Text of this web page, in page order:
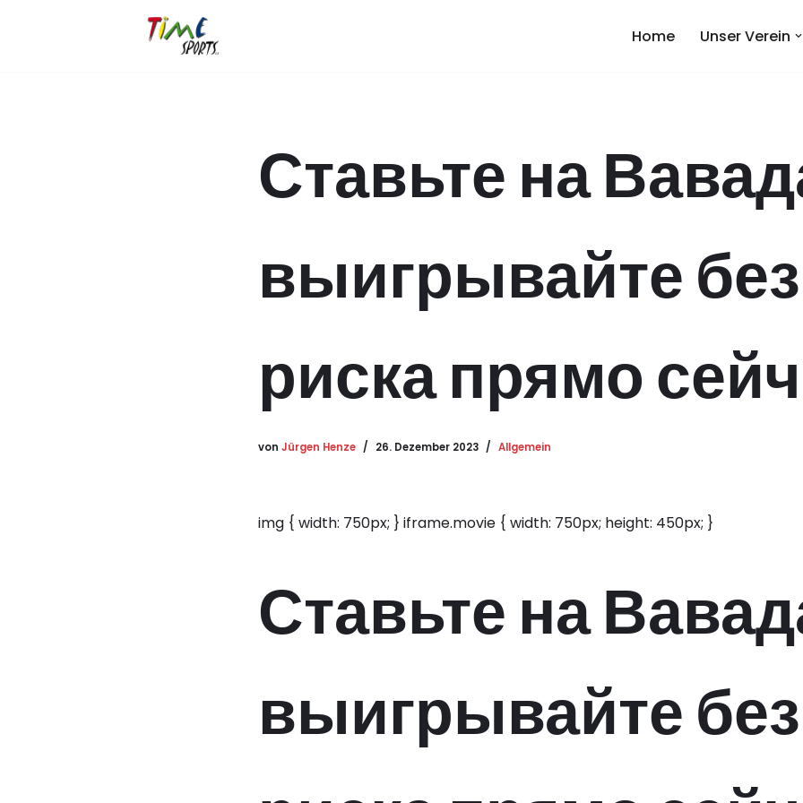
Home Unser Verein
Ставьте на
выигрывайте без
риска прямо
von Jürgen Henze 26. Dezember 2023 Allgemein
img { width: 750px; } iframe.movie { width: 750px; height: 450px; }
Ставьте на
выигрывайте без